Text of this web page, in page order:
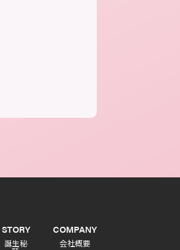
STORY
誕生秘
COMPANY
会社概要